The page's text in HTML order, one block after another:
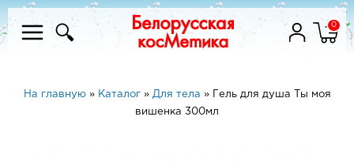
0
На главную» Каталог» Для тела »
Гель для душа Ты моя
вишенка 300мл